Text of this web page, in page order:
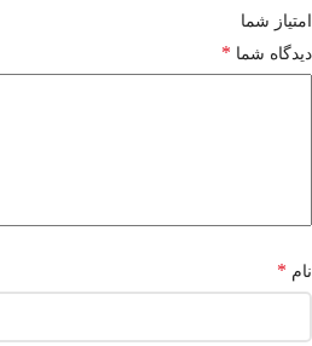
امتیاز شما
دیدگاه شما *
نام *